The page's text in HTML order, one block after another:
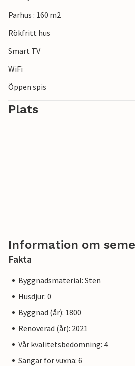
Parhus : 160 m2
Rökfritt hus
Smart TV
WiFi
Öppen spis
Plats
Information om
Fakta
Byggnadsmaterial: Sten
Husdjur: 0
Byggnad (år): 1800
Renoverad (år): 2021
Vår kvalitetsbedömning: 4
Sängar för vuxna: 6